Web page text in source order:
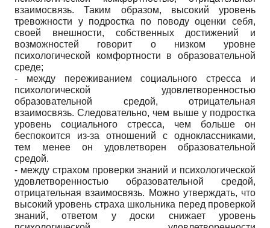
взаимосвязь. Таким образом, высокий уровень
тревожности у подростка по поводу оценки себя,
своей внешности, собственных достижений и
возможностей говорит о низком уровне
психологической комфортности в образовательной
среде;
- между переживанием социального стресса и
психологической удовлетворенностью
образовательной средой, отрицательная
взаимосвязь. Следовательно, чем выше у подростка
уровень социального стресса, чем больше он
беспокоится из-за отношений с одноклассниками,
тем менее он удовлетворен образовательной
средой.
- между страхом проверки знаний и психологической
удовлетворенностью образовательной средой,
отрицательная взаимосвязь. Можно утверждать, что
высокий уровень страха школьника перед проверкой
знаний, ответом у доски снижает уровень